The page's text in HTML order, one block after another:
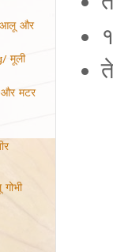
और
मूली
मटर